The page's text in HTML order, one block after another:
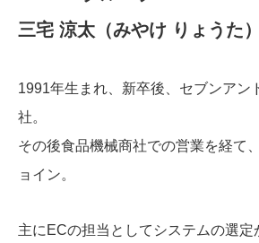
三宅 涼太（みやけ りょうた）
1991年生まれ、新卒後、セブンアン
社。
その後食品機械商社での営業を経て
ョイン。
主にECの担当としてシステムの選定